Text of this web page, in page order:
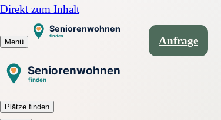
Direkt zum Inhalt
Menü Anfrage
Plätze finden